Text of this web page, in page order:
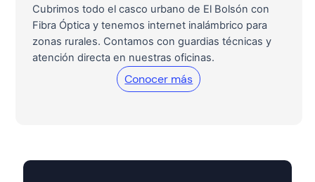
Cubrimos todo el casco urbano de El Bolsón con
Fibra Óptica y tenemos internet inalámbrico para
zonas rurales. Contamos con guardias técnicas y
atención directa en nuestras oficinas.
Conocer más